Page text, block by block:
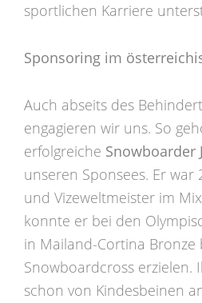
sportlichen Karriere
Sponsoring im
Auch abseits des
engagieren wir uns. So
erfolgreiche Snowboarder
unseren Sponsees. Er war
und Vizeweltmeister im
konnte er bei den
in Mailand-Cortina Bronze
Snowboardcross erzielen.
schon von Kindesbeinen